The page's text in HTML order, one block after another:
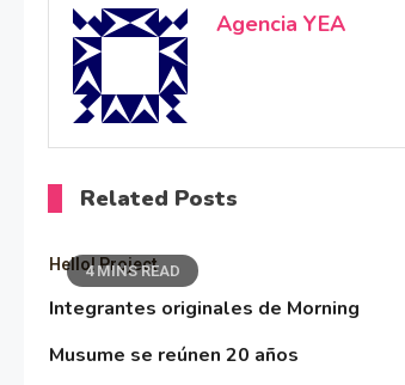
Agencia YEA
Related Posts
4 MINS READ
Hello! Project
Integrantes originales de Morning
Musume se reúnen 20 años